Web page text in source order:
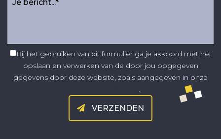
Bij het gebruiken van dit formulier ga je akkoord met het
opslaan en verwerken van de door jou opgegeven
gegevens door deze website, zoals aangegeven in onze
VERZENDEN